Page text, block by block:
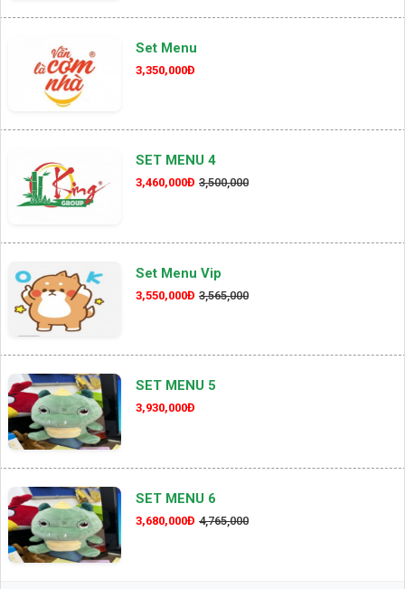
Set Menu
3,350,000Đ
SET MENU 4
3,460,000Đ 3,500,000
Set Menu Vip
3,550,000Đ 3,565,000
SET MENU 5
3,930,000Đ
SET MENU 6
3,680,000Đ 4,765,000